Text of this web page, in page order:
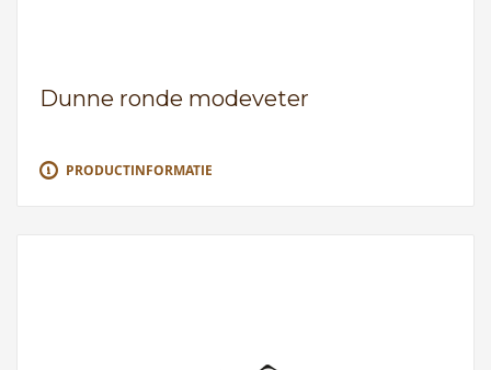
Dunne ronde modeveter
PRODUCTINFORMATIE